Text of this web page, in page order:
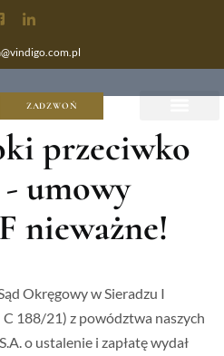
ZADZWOŃ
przeciwko
umowy
nieważne!
Okręgowy w Sieradzu I
188/21) z powództwa naszych
o ustalenie i zapłatę wydał